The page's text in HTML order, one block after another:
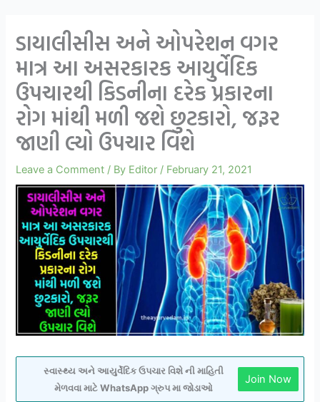
ડાયાલીસીસ અને ઓપરેશન વગર
માત્ર આ અસરકારક આયુર્વેદિક
ઉપચારથી કિડનીના દરેક પ્રકારના
રોગ માંથી મળી જશે છુટકારો, જરૂર
જાણી લ્યો ઉપચાર વિશે
Leave a Comment / By Editor / February 21, 2021
સ્વાસ્થ્ય અને આયુર્વેદિક ઉપચાર વિશે ની માહિતી
મેળવવા માટે WhatsApp ગ્રુપ મા જોડાઓ
Join Now